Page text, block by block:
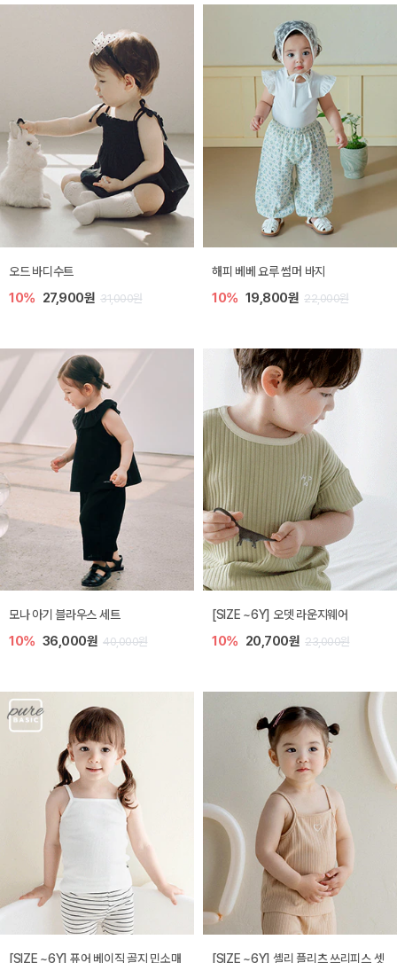
오드 바디수트
10% 27,900원 31,000원
해피 베베 요루 썸머 바지
10% 19,800원 22,000원
모나 아기 블라우스 세트
10% 36,000원 40,000원
[SIZE ~6Y] 오뎃 라운지웨어
10% 20,700원 23,000원
[SIZE ~6Y] 퓨어 베이직 골지 민소매 [SIZE ~6Y] 셸리 플리츠 쓰리피스 셋